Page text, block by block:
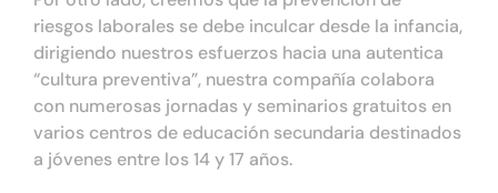
riesgos laborales se debe inculcar desde la infancia,
dirigiendo nuestros esfuerzos hacia una autentica
“cultura preventiva”, nuestra compañía colabora
con numerosas jornadas y seminarios gratuitos en
varios centros de educación secundaria destinados
a jóvenes entre los 14 y 17 años.